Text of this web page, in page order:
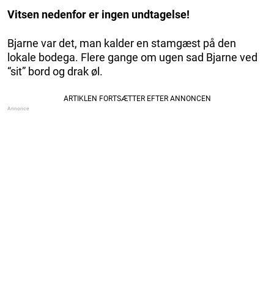
Vitsen nedenfor er ingen undtagelse!
Bjarne var det, man kalder en stamgæst på den
lokale bodega. Flere gange om ugen sad Bjarne ved
“sit” bord og drak øl.